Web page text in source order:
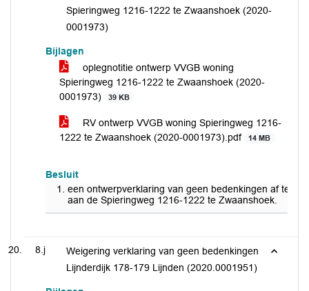
Spieringweg 1216-1222 te Zwaanshoek (2020-
0001973)
Bijlagen
oplegnotitie ontwerp VVGB woning
Spieringweg 1216-1222 te Zwaanshoek (2020-
0001973)
39 KB
RV ontwerp VVGB woning Spieringweg 1216-
1222 te Zwaanshoek (2020-0001973).pdf
14 MB
Besluit
een ontwerpverklaring van geen bedenkingen af te
aan de Spieringweg 1216-1222 te Zwaanshoek.
8.j
Weigering verklaring van geen bedenkingen
Lijnderdijk 178-179 Lijnden (2020.0001951)